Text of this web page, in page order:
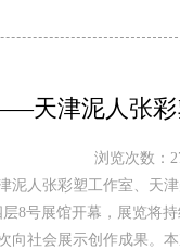
天津泥人张彩
浏览次数：
泥人张彩塑工作室、
8号展馆开幕，展览将
向社会展示创作成果。